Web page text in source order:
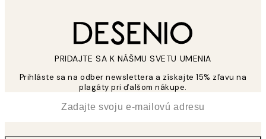
PRIDAJTE SA K NÁŠMU SVETU UMENIA
Prihláste sa na odber newslettera a získajte 15% zľavu na
plagáty pri ďalšom nákupe.